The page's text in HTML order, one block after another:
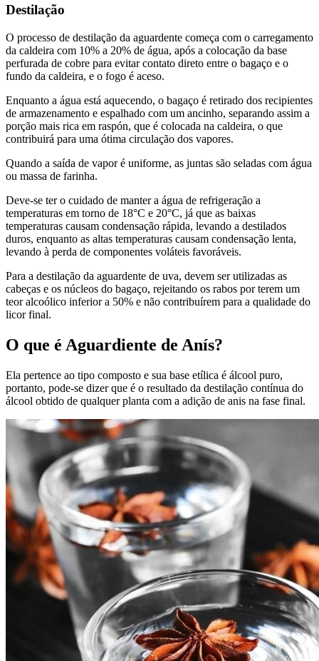
Destilação
O processo de destilação da aguardente começa com o carregamento
da caldeira com 10% a 20% de água, após a colocação da base
perfurada de cobre para evitar contato direto entre o bagaço e o
fundo da caldeira, e o fogo é aceso.
Enquanto a água está aquecendo, o bagaço é retirado dos recipientes
de armazenamento e espalhado com um ancinho, separando assim a
porção mais rica em raspón, que é colocada na caldeira, o que
contribuirá para uma ótima circulação dos vapores.
Quando a saída de vapor é uniforme, as juntas são seladas com água
ou massa de farinha.
Deve-se ter o cuidado de manter a água de refrigeração a
temperaturas em torno de 18°C e 20°C, já que as baixas
temperaturas causam condensação rápida, levando a destilados
duros, enquanto as altas temperaturas causam condensação lenta,
levando à perda de componentes voláteis favoráveis.
Para a destilação da aguardente de uva, devem ser utilizadas as
cabeças e os núcleos do bagaço, rejeitando os rabos por terem um
teor alcoólico inferior a 50% e não contribuírem para a qualidade do
licor final.
O que é Aguardiente de Anís?
Ela pertence ao tipo composto e sua base etílica é álcool puro,
portanto, pode-se dizer que é o resultado da destilação contínua do
álcool obtido de qualquer planta com a adição de anis na fase final.